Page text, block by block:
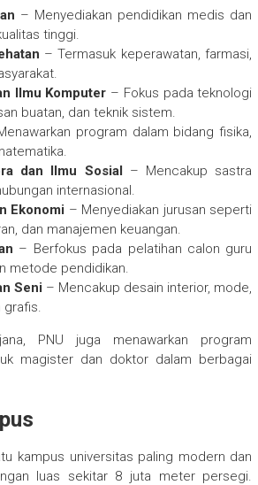
– Menyediakan pendidikan medis dan
tinggi.
– Termasuk keperawatan, farmasi,
Ilmu Komputer – Fokus pada teknologi
buatan, dan teknik sistem.
program dalam bidang fisika,
dan Ilmu Sosial – Mencakup sastra
internasional.
Ekonomi – Menyediakan jurusan seperti
dan manajemen keuangan.
– Berfokus pada pelatihan calon guru
metode pendidikan.
Seni – Mencakup desain interior, mode,
grafis.
PNU juga menawarkan program
magister dan doktor dalam berbagai
kampus universitas paling modern dan
luas sekitar 8 juta meter persegi.